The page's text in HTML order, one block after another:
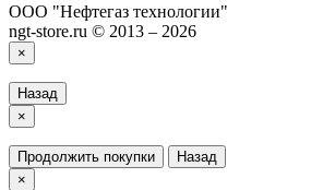
ООО "Нефтегаз технологии"
ngt-store.ru © 2013 – 2026
×
Назад
×
Продолжить покупки
Назад
×